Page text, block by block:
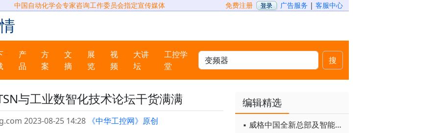
中国自动化学会专家咨询工作委员会指定宣传媒体 免费注册 广告服务 | 客服中心
产
品
方
案
文
摘
展
览
视
频
大讲
坛
工控学
堂
搜
与工业数智化技术论坛干货满满
2023-08-25 14:28 《中华工控网》原创
编辑精选
▪ 威格中国全新总部及智能工厂启用